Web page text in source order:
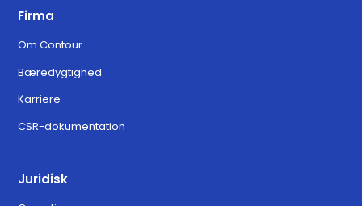
Firma
Om Contour
Bæredygtighed
Karriere
CSR-dokumentation
Juridisk